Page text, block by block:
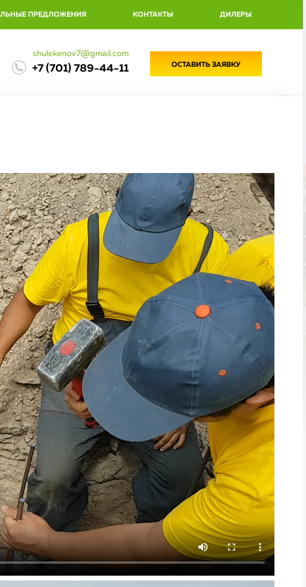
ПРЕДЛОЖЕНИЯ КОНТАКТЫ ДИЛЕРЫ
shulekenov7@gmail.com
+7 (701) 789-44-11 ОСТАВИТЬ ЗАЯВКУ